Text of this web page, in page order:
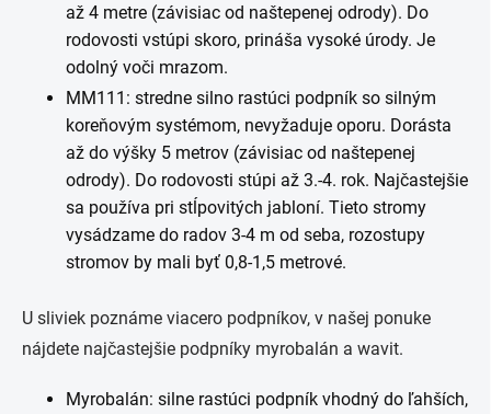
až 4 metre (závisiac od naštepenej odrody). Do
rodovosti vstúpi skoro, prináša vysoké úrody. Je
odolný voči mrazom.
MM111: stredne silno rastúci podpník so silným
koreňovým systémom, nevyžaduje oporu. Dorásta
až do výšky 5 metrov (závisiac od naštepenej
odrody). Do rodovosti stúpi až 3.-4. rok. Najčastejšie
sa používa pri stĺpovitých jabloní. Tieto stromy
vysádzame do radov 3-4 m od seba, rozostupy
stromov by mali byť 0,8-1,5 metrové.
U sliviek poznáme viacero podpníkov, v našej ponuke
nájdete najčastejšie podpníky myrobalán a wavit.
Myrobalán: silne rastúci podpník vhodný do ľahších,